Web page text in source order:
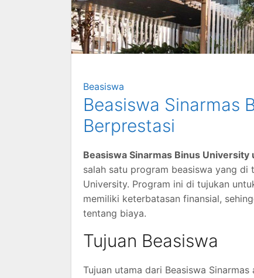
Beasiswa
Beasiswa Sinarmas
Berprestasi
Beasiswa Sinarmas Binus
salah satu program beasiswa yang di
University. Program ini di tujukan
memiliki keterbatasan finansial,
tentang biaya.
Tujuan Beasiswa
Tujuan utama dari Beasiswa